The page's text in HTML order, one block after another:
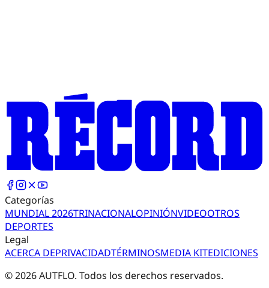
Categorías
MUNDIAL 2026TRINACIONALOPINIÓNVIDEOOTROS
DEPORTES
Legal
ACERCA DEPRIVACIDADTÉRMINOSMEDIA KITEDICIONES
©2026AUTFLO. Todos los derechos reservados.